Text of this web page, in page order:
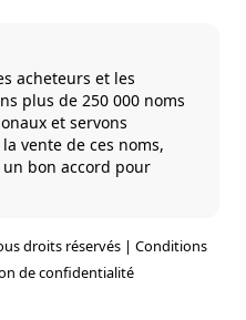
acheteurs et les
plus de 250 000 noms
et servons
vente de ces noms,
bon accord pour
droits réservés | Conditions
de confidentialité